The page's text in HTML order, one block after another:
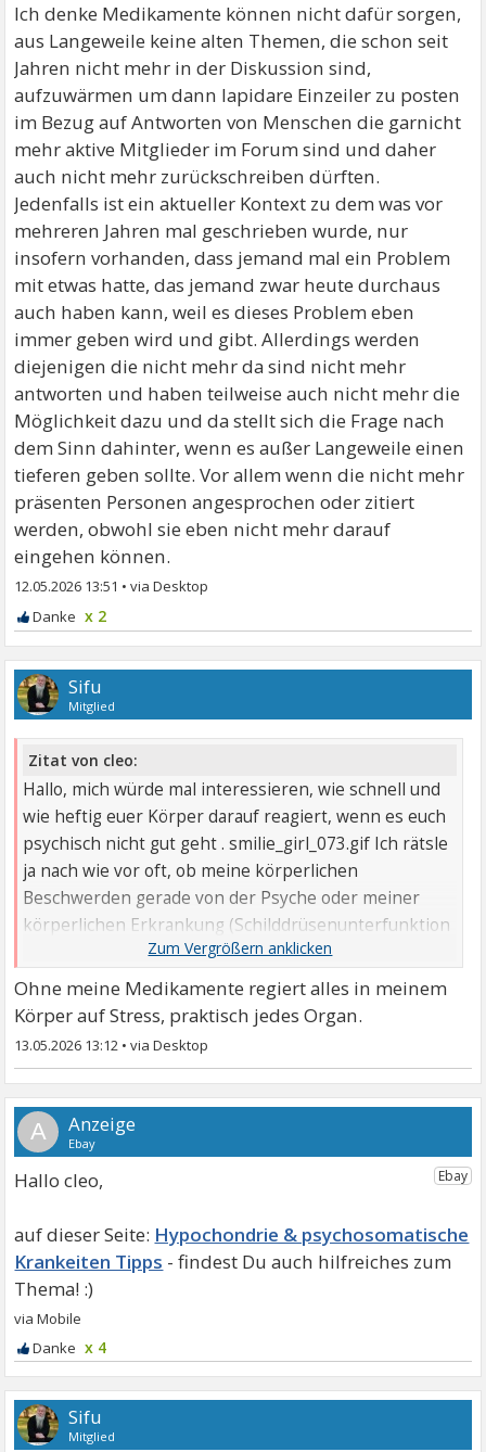
Ich denke Medikamente können nicht dafür sorgen,
aus Langeweile keine alten Themen, die schon seit
Jahren nicht mehr in der Diskussion sind,
aufzuwärmen um dann lapidare Einzeiler zu posten
im Bezug auf Antworten von Menschen die garnicht
mehr aktive Mitglieder im Forum sind und daher
auch nicht mehr zurückschreiben dürften.
Jedenfalls ist ein aktueller Kontext zu dem was vor
mehreren Jahren mal geschrieben wurde, nur
insofern vorhanden, dass jemand mal ein Problem
mit etwas hatte, das jemand zwar heute durchaus
auch haben kann, weil es dieses Problem eben
immer geben wird und gibt. Allerdings werden
diejenigen die nicht mehr da sind nicht mehr
antworten und haben teilweise auch nicht mehr die
Möglichkeit dazu und da stellt sich die Frage nach
dem Sinn dahinter, wenn es außer Langeweile einen
tieferen geben sollte. Vor allem wenn die nicht mehr
präsenten Personen angesprochen oder zitiert
werden, obwohl sie eben nicht mehr darauf
eingehen können.
12.05.2026 13:51 •
x 2
Sifu
Mitglied
Zitat von cleo:
Hallo, mich würde mal interessieren, wie schnell und
wie heftig euer Körper darauf reagiert, wenn es euch
psychisch nicht gut geht . smilie_girl_073.gif Ich rätsle
ja nach wie vor oft, ob meine körperlichen
Beschwerden gerade von der Psyche oder meiner
körperlichen Erkrankung (Schilddrüsenunterfunktion
Ohne meine Medikamente regiert alles in meinem
Körper auf Stress, praktisch jedes Organ.
13.05.2026 13:12 •
A
Hallo cleo,
Hypochondrie & psychosomatische
Krankeiten Tipps
x 4
Sifu
Mitglied